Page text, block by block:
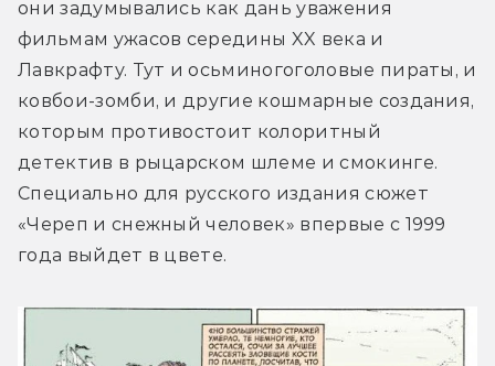
они задумывались как дань уважения
фильмам ужасов середины XX века и
Лавкрафту. Тут и осьминогоголовые пираты, и
ковбои-зомби, и другие кошмарные создания,
которым противостоит колоритный
детектив в рыцарском шлеме и смокинге.
Специально для русского издания сюжет
«Череп и снежный человек» впервые с 1999
года выйдет в цвете.